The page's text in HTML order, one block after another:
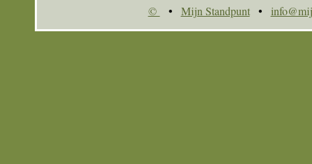
©
• Mijn Standpunt •